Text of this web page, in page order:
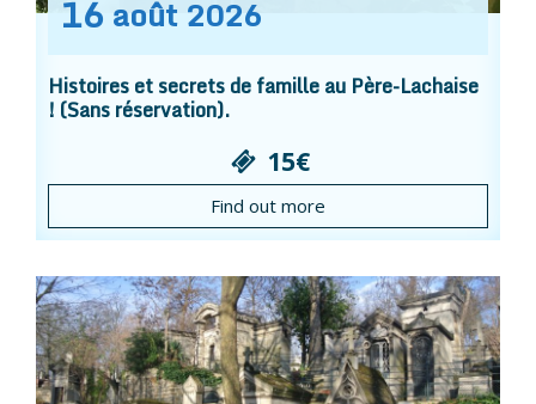
16 août 2026
Histoires et secrets de famille au Père-Lachaise
! (Sans réservation).
15€
Find out more